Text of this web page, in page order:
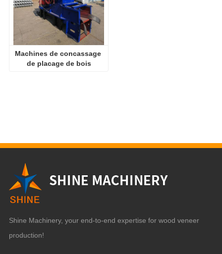
Machines de concassage
de placage de bois
Shine Machinery, your end-to-end expertise for wood veneer
production!